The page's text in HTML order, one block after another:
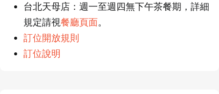
台北天母店：週一至週四無下午茶餐期，詳細
規定請視餐廳頁面。
訂位開放規則
訂位說明